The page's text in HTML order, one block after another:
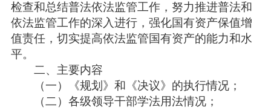
检查和总结普法依法监管工作，努力推进普法和
依法监管工作的深入进行，强化国有资产保值增
值责任，切实提高依法监管国有资产的能力和水
平。
二、主要内容
（一）《规划》和《决议》的执行情况；
（二）各级领导干部学法用法情况；